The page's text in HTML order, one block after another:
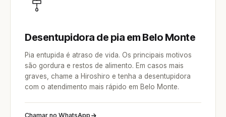
Desentupidora de pia em Belo Monte
Pia entupida é atraso de vida. Os principais motivos
são gordura e restos de alimento. Em casos mais
graves, chame a Hiroshiro e tenha a desentupidora
com o atendimento mais rápido em Belo Monte.
Chamar no WhatsApp